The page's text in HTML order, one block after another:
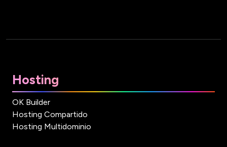
Hosting
OK Builder
Hosting Compartido
Hosting Multidominio